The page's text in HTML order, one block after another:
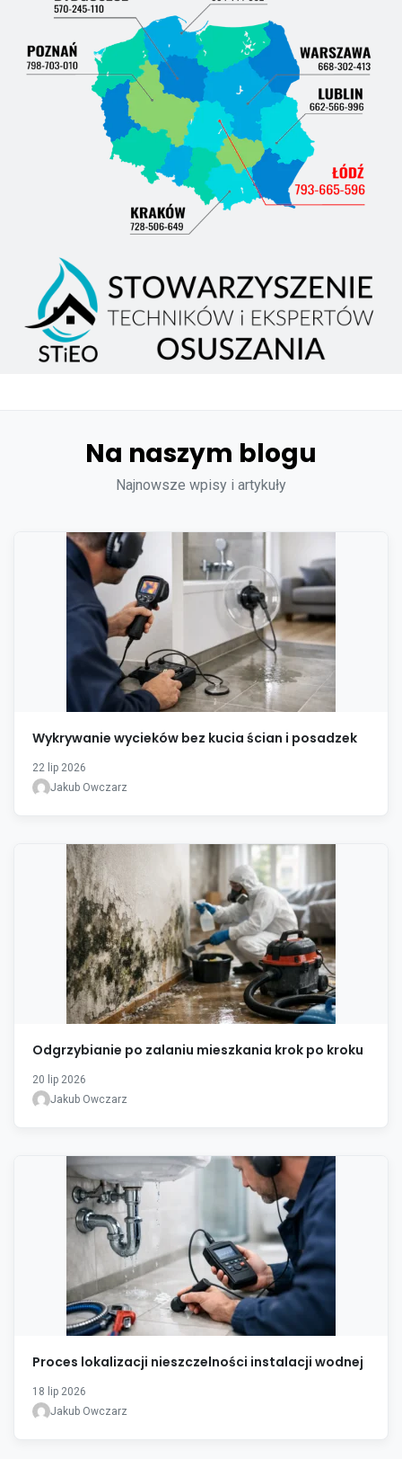
Na naszym blogu
Najnowsze wpisy i artykuły
Wykrywanie wycieków bez kucia ścian i posadzek
22 lip 2026
Jakub Owczarz
Odgrzybianie po zalaniu mieszkania krok po kroku
20 lip 2026
Jakub Owczarz
Proces lokalizacji nieszczelności instalacji wodnej
18 lip 2026
Jakub Owczarz